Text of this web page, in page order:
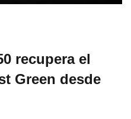
recupera el
Green desde